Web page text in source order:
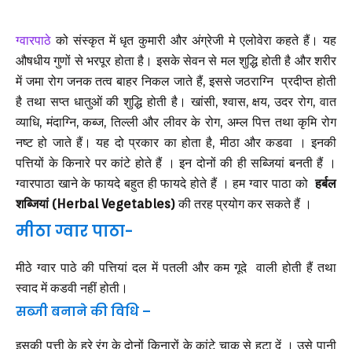
ग्वारपाठे को संस्कृत में धृत कुमारी और अंग्रेजी मे एलोवेरा कहते हैं। यह
औषधीय गुणों से भरपूर होता है। इसके सेवन से मल शुद्धि होती है और शरीर
में जमा रोग जनक तत्व बाहर निकल जाते हैं, इससे जठराग्नि प्रदीप्त होती
है तथा सप्त धातुओं की शुद्धि होती है। खांसी, श्वास, क्षय, उदर रोग, वात
व्याधि, मंदाग्नि, कब्ज, तिल्ली और लीवर के रोग, अम्ल पित्त तथा कृमि रोग
नष्ट हो जाते हैं। यह दो प्रकार का होता है, मीठा और कडवा । इनकी
पत्तियों के किनारे पर कांटे होते हैं । इन दोनों की ही सब्जियां बनती हैं ।
ग्वारपाठा खाने के फायदे बहुत ही फायदे होते हैं । हम ग्वार पाठा कोहर्बल
शब्जियां (Herbal Vegetables)की तरह प्रयोग कर सकते हैं ।
मीठा ग्वार पाठा-
मीठे ग्वार पाठे की पत्तियां दल में पतली और कम गूदे वाली होती हैं तथा
स्वाद में कडवी नहीं होती।
सब्जी बनाने की विधि –
इसकी पत्ती के हरे रंग के दोनों किनारों के कांटे चाकू से हटा दें । उसे पानी